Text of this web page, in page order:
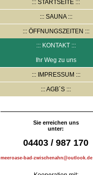
STARTSEITE
SAUNA
ÖFFNUNGSZEITEN
KONTAKT
Ihr Weg zu uns
IMPRESSUM
AGB´S
Sie erreichen uns
unter:
04403 / 987 170
meeroase-bad-zwischenahn@outlook.de